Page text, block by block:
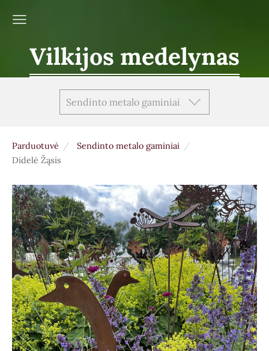
Vilkijos medelynas
Sendinto metalo gaminiai
Parduotuvė
Sendinto metalo gaminiai
Didelė Žąsis